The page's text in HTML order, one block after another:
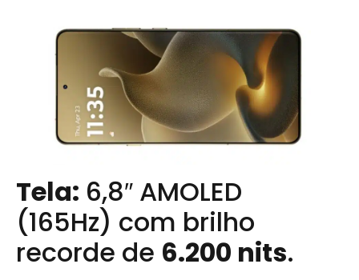
Tela: 6,8″ AMOLED
(165Hz) com brilho
recorde de 6.200 nits.